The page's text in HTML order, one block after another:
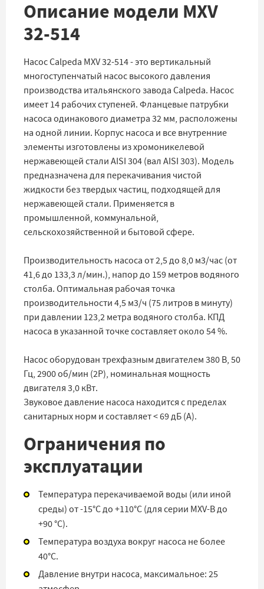
Описание модели MXV
32-514
Насос Calpeda MXV 32-514 - это вертикальный
многоступенчатый насос высокого давления
производства итальянского завода Calpeda. Насос
имеет 14 рабочих ступеней. Фланцевые патрубки
насоса одинакового диаметра 32 мм, расположены
на одной линии. Корпус насоса и все внутренние
элементы изготовлены из хромоникелевой
нержавеющей стали AISI 304 (вал AISI 303). Модель
предназначена для перекачивания чистой
жидкости без твердых частиц, подходящей для
нержавеющей стали. Применяется в
промышленной, коммунальной,
сельскохозяйственной и бытовой сфере.
Производительность насоса от 2,5 до 8,0 м3/час (от
41,6 до 133,3 л/мин.), напор до 159 метров водяного
столба. Оптимальная рабочая точка
производительности 4,5 м3/ч (75 литров в минуту)
при давлении 123,2 метра водяного столба. КПД
насоса в указанной точке составляет около 54 %.
Насос оборудован трехфазным двигателем 380 В, 50
Гц, 2900 об/мин (2Р), номинальная мощность
двигателя 3,0 кВт.
Звуковое давление насоса находится с пределах
санитарных норм и составляет < 69 дБ (А).
Ограничения по
эксплуатации
Температура перекачиваемой воды (или иной
среды) от -15°С до +110°С (для серии MXV-B до
+90 °С).
Температура воздуха вокруг насоса не более
40°С.
Давление внутри насоса, максимальное: 25